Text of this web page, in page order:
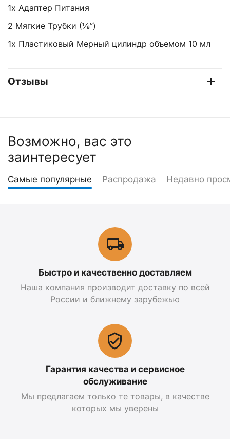
1x Адаптер Питания
2 Мягкие Трубки (⅛”)
1x Пластиковый Мерный цилиндр объемом 10 мл
Отзывы
Возможно, вас это
заинтересует
Самые популярные Распродажа Недавно
Быстро и качественно доставляем
Наша компания производит доставку по всей
России и ближнему зарубежью
Гарантия качества и сервисное
обслуживание
Мы предлагаем только те товары, в качестве
которых мы уверены